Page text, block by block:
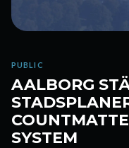
PUBLIC
AALBORG
SYSTEM